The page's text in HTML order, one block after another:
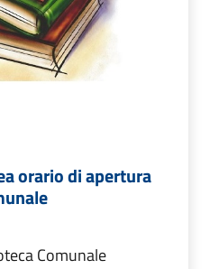
orario di apertura
Comunale